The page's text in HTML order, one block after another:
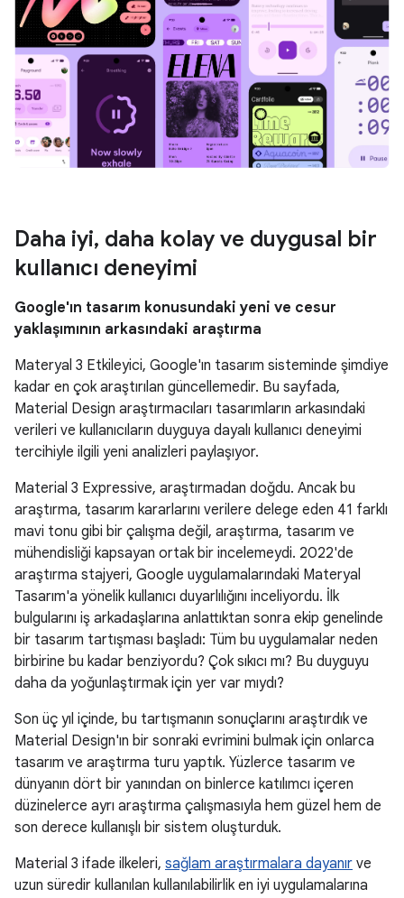
Daha iyi, daha kolay ve duygusal bir
kullanıcı deneyimi
Google'ın tasarım konusundaki yeni ve cesur
yaklaşımının arkasındaki araştırma
Materyal 3 Etkileyici, Google'ın tasarım sisteminde şimdiye
kadar en çok araştırılan güncellemedir. Bu sayfada,
Material Design araştırmacıları tasarımların arkasındaki
verileri ve kullanıcıların duyguya dayalı kullanıcı deneyimi
tercihiyle ilgili yeni analizleri paylaşıyor.
Material 3 Expressive, araştırmadan doğdu. Ancak bu
araştırma, tasarım kararlarını verilere delege eden 41 farklı
mavi tonu gibi bir çalışma değil, araştırma, tasarım ve
mühendisliği kapsayan ortak bir incelemeydi. 2022'de
araştırma stajyeri, Google uygulamalarındaki Materyal
Tasarım'a yönelik kullanıcı duyarlılığını inceliyordu. İlk
bulgularını iş arkadaşlarına anlattıktan sonra ekip genelinde
bir tasarım tartışması başladı: Tüm bu uygulamalar neden
birbirine bu kadar benziyordu? Çok sıkıcı mı? Bu duyguyu
daha da yoğunlaştırmak için yer var mıydı?
Son üç yıl içinde, bu tartışmanın sonuçlarını araştırdık ve
Material Design'ın bir sonraki evrimini bulmak için onlarca
tasarım ve araştırma turu yaptık. Yüzlerce tasarım ve
dünyanın dört bir yanından on binlerce katılımcı içeren
düzinelerce ayrı araştırma çalışmasıyla hem güzel hem de
son derece kullanışlı bir sistem oluşturduk.
Material 3 ifade ilkeleri, sağlam araştırmalara dayanır ve
uzun süredir kullanılan kullanılabilirlik en iyi uygulamalarına